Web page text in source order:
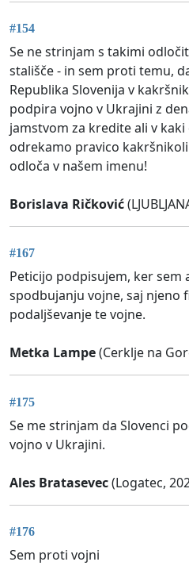
#154
Se ne strinjam s takimi
stališče - in sem proti temu,
Republika Slovenija v
podpira vojno v Ukrajini z
jamstvom za kredite ali v
odrekamo pravico
odloča v našem imenu!
Borislava Ričković
#167
Peticijo podpisujem, ker
spodbujanju vojne, saj njeno
podaljševanje te vojne.
Metka Lampe(Cerklje na
#175
Se me strinjam da Slovenci
vojno v Ukrajini.
Ales Bratasevec(Logatec,
#176
Sem proti vojni